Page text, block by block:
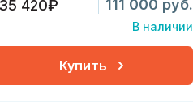
420₽ 111 000 руб.
В наличии
Купить